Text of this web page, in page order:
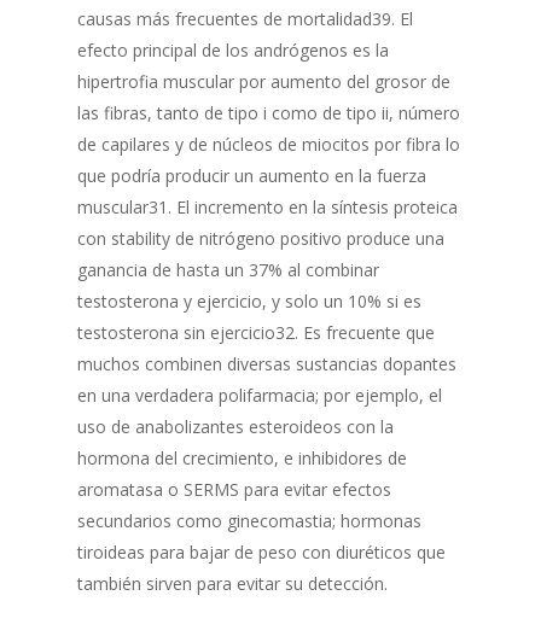
causas más frecuentes de mortalidad39. El
efecto principal de los andrógenos es la
hipertrofia muscular por aumento del grosor de
las fibras, tanto de tipo i como de tipo ii, número
de capilares y de núcleos de miocitos por fibra lo
que podría producir un aumento en la fuerza
muscular31. El incremento en la síntesis proteica
con stability de nitrógeno positivo produce una
ganancia de hasta un 37% al combinar
testosterona y ejercicio, y solo un 10% si es
testosterona sin ejercicio32. Es frecuente que
muchos combinen diversas sustancias dopantes
en una verdadera polifarmacia; por ejemplo, el
uso de anabolizantes esteroideos con la
hormona del crecimiento, e inhibidores de
aromatasa o SERMS para evitar efectos
secundarios como ginecomastia; hormonas
tiroideas para bajar de peso con diuréticos que
también sirven para evitar su detección.